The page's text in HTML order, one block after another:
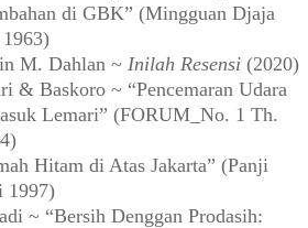
di GBK” (Mingguan Djaja
M. Dahlan ~ Inilah Resensi (2020)
& Baskoro ~ “Pencemaran Udara
Lemari” (FORUM_No. 1 Th.
Hitam di Atas Jakarta” (Panji
1997)
~ “Bersih Denggan Prodasih: